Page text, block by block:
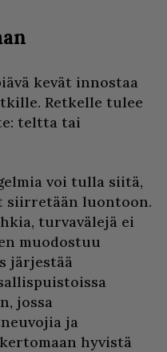
kevät innostaa
Retkelle tulee
teltta tai
voi tulla siitä,
siirretään luontoon.
turvavälejä ei
muodostuu
järjestää
jossa
ja
hyvistä